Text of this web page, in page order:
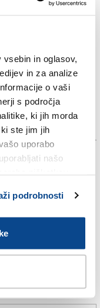
in oglasov,
in za analize
o vaši
s področja
ki jih morda
ste jim jih
uporabo
našo
podrobnosti
namenjena
prijava